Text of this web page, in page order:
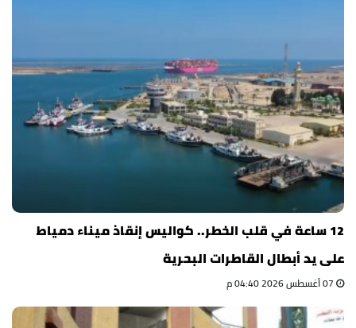
12 ساعة في قلب الخطر.. كواليس إنقاذ ميناء دمياط
على يد أبطال القاطرات البحرية